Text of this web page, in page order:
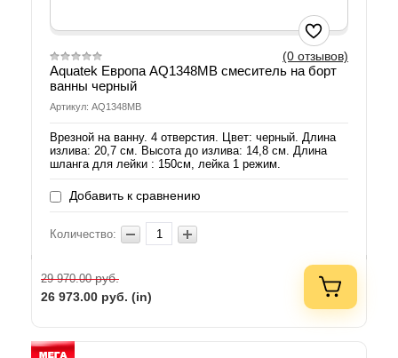
(0 отзывов)
Aquatek Европа AQ1348MB смеситель на борт
ванны черный
Артикул: AQ1348MB
Врезной на ванну. 4 отверстия. Цвет: черный. Длина
излива: 20,7 см. Высота до излива: 14,8 см. Длина
шланга для лейки : 150см, лейка 1 режим.
Добавить к сравнению
Количество:
29 970.00руб.
26 973.00 руб. (in)